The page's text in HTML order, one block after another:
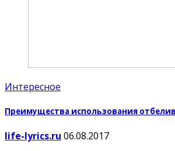
Интересное
Преимущества использования
life-lyrics.ru 06.08.2017